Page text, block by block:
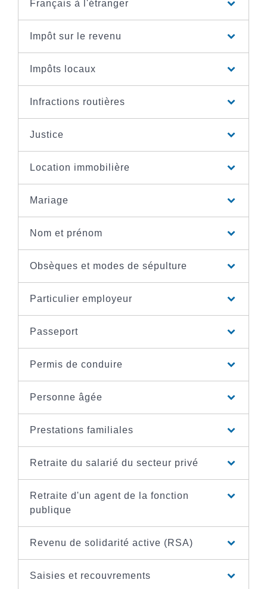
Français à l'étranger
Impôt sur le revenu
Impôts locaux
Infractions routières
Justice
Location immobilière
Mariage
Nom et prénom
Obsèques et modes de sépulture
Particulier employeur
Passeport
Permis de conduire
Personne âgée
Prestations familiales
Retraite du salarié du secteur privé
Retraite d'un agent de la fonction
publique
Revenu de solidarité active (RSA)
Saisies et recouvrements